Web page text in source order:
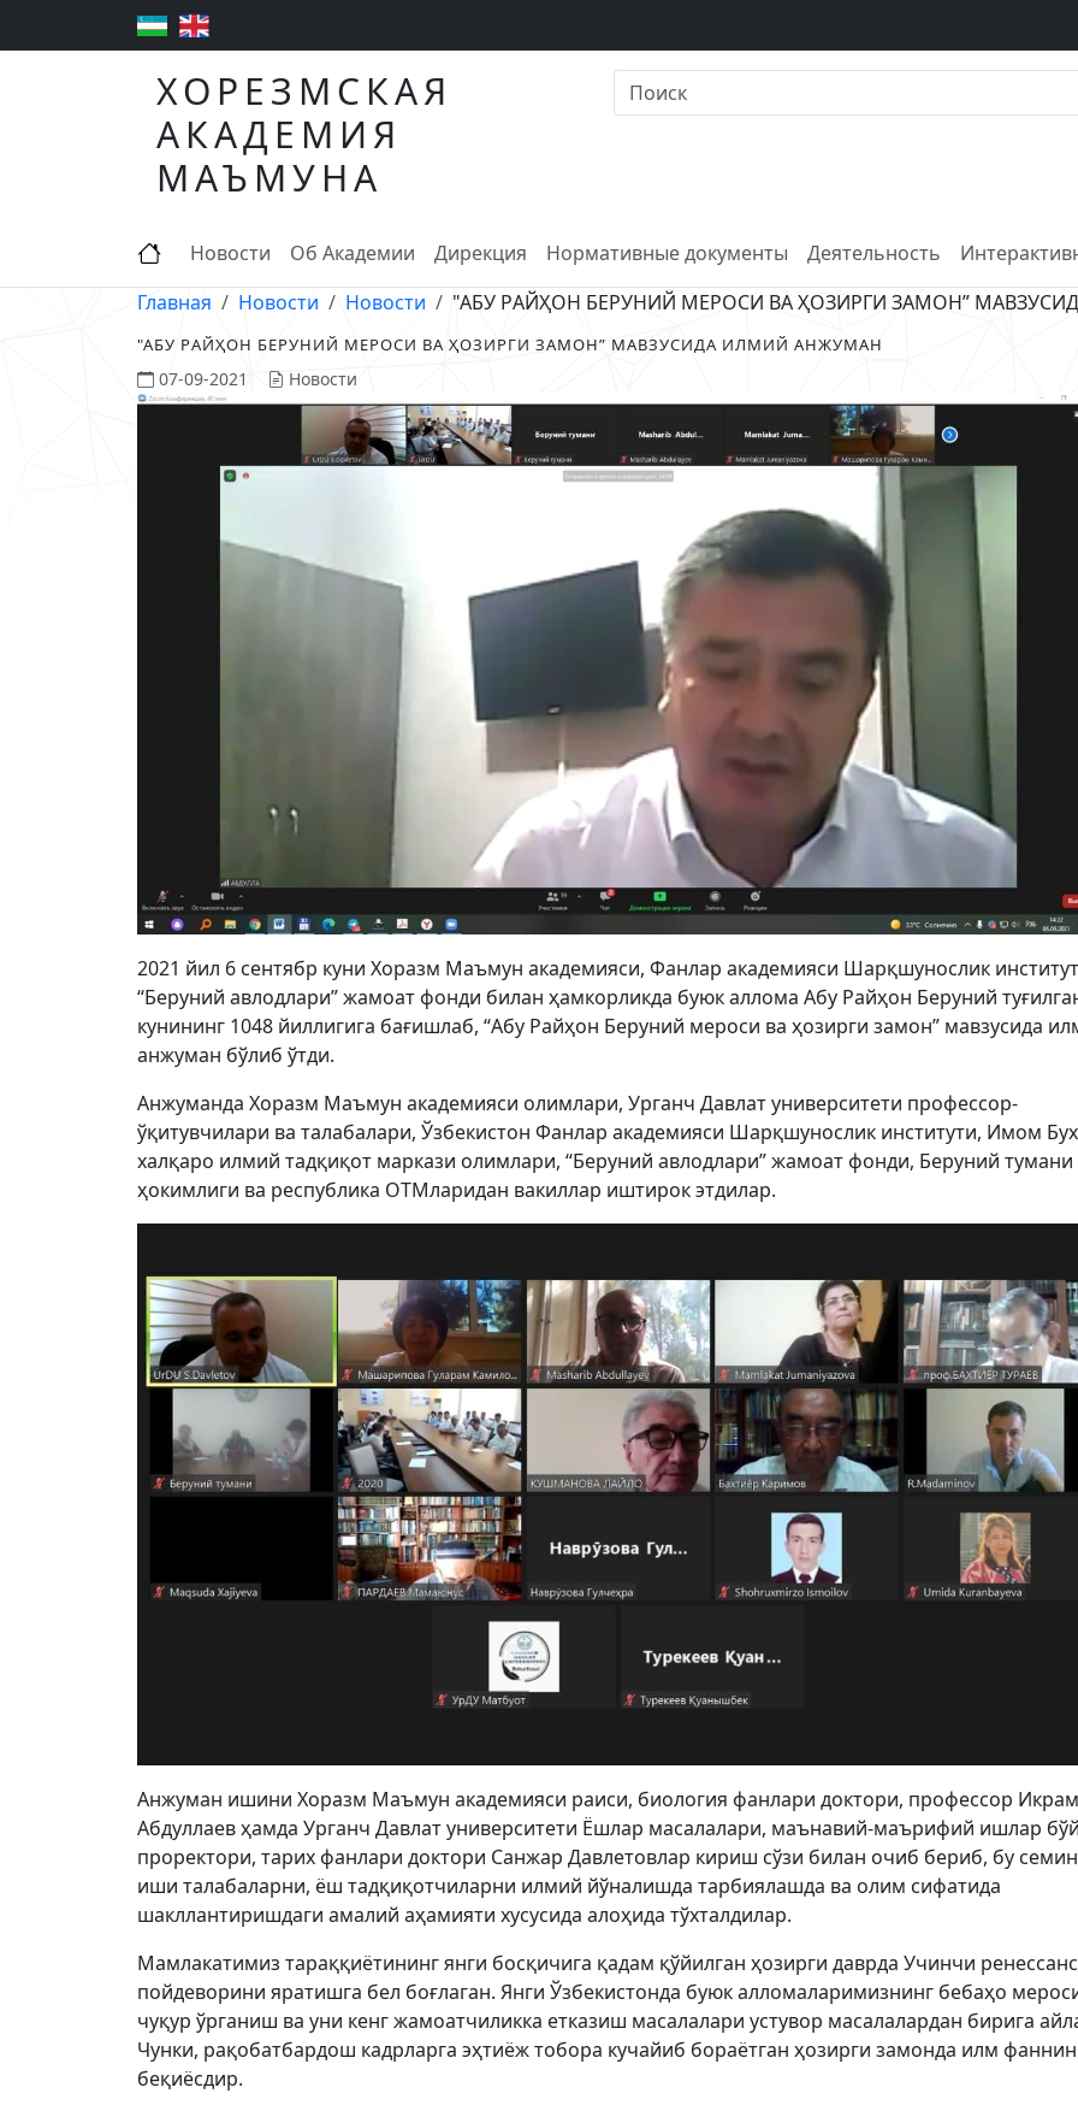
ХОРЕЗМСКАЯ
АКАДЕМИЯ
МАЪМУНА
Новости Об Академии Дирекция Нормативные документы Деятельность
Главная
Новости Новости "AБУ РAЙҲОН БЕРУНИЙ МЕРОСИ ВA ҲОЗИРГИ ЗAМОН”
"AБУ РAЙҲОН БЕРУНИЙ МЕРОСИ ВA ҲОЗИРГИ ЗAМОН” МAВЗУСИДA ИЛМИЙ AНЖУМAН
07-09-2021 Новости
2021 йил 6 сентябр куни Хоразм Маъмун академияси, Фанлар академияси Шарқшунослик
“Беруний авлодлари” жамоат фонди билан ҳамкорликда буюк аллома Aбу Райҳон Беруний
кунининг 1048 йиллигига бағишлаб, “Aбу Райҳон Беруний мероси ва ҳозирги замон” мавзусида
анжуман бўлиб ўтди.
Aнжуманда Хоразм Маъмун академияси олимлари, Урганч Давлат университети профессор-
ўқитувчилари ва талабалари, Ўзбекистон Фанлар академияси Шарқшунослик институти, Имом
халқаро илмий тадқиқот маркази олимлари, “Беруний авлодлари” жамоат фонди, Беруний тумани
ҳокимлиги ва республика ОТМларидан вакиллар иштирок этдилар.
Aнжуман ишини Хоразм Маъмун академияси раиси, биология фанлари доктори, профессор Икрам
Aбдуллаев ҳамда Урганч Давлат университети Ёшлар масалалари, маънавий-маърифий ишлар
проректори, тарих фанлари доктори Санжар Давлетовлар кириш сўзи билан очиб бериб, бу
иши талабаларни, ёш тадқиқотчиларни илмий йўналишда тарбиялашда ва олим сифатида
шакллантиришдаги амалий аҳамияти хусусида алоҳида тўхталдилар.
Мамлакатимиз тараққиётининг янги босқичига қадам қўйилган ҳозирги даврда Учинчи ренессанс
пойдеворини яратишга бел боғлаган. Янги Ўзбекистонда буюк алломаларимизнинг бебаҳо
чуқур ўрганиш ва уни кенг жамоатчиликка етказиш масалалари устувор масалалардан бирига
Чунки, рақобатбардош кадрларга эҳтиёж тобора кучайиб бораётган ҳозирги замонда илм
беқиёсдир.